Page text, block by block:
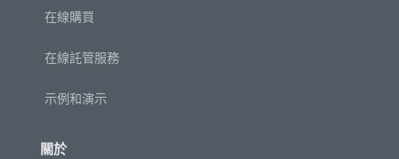
在線購買
在線託管服務
示例和演示
關於